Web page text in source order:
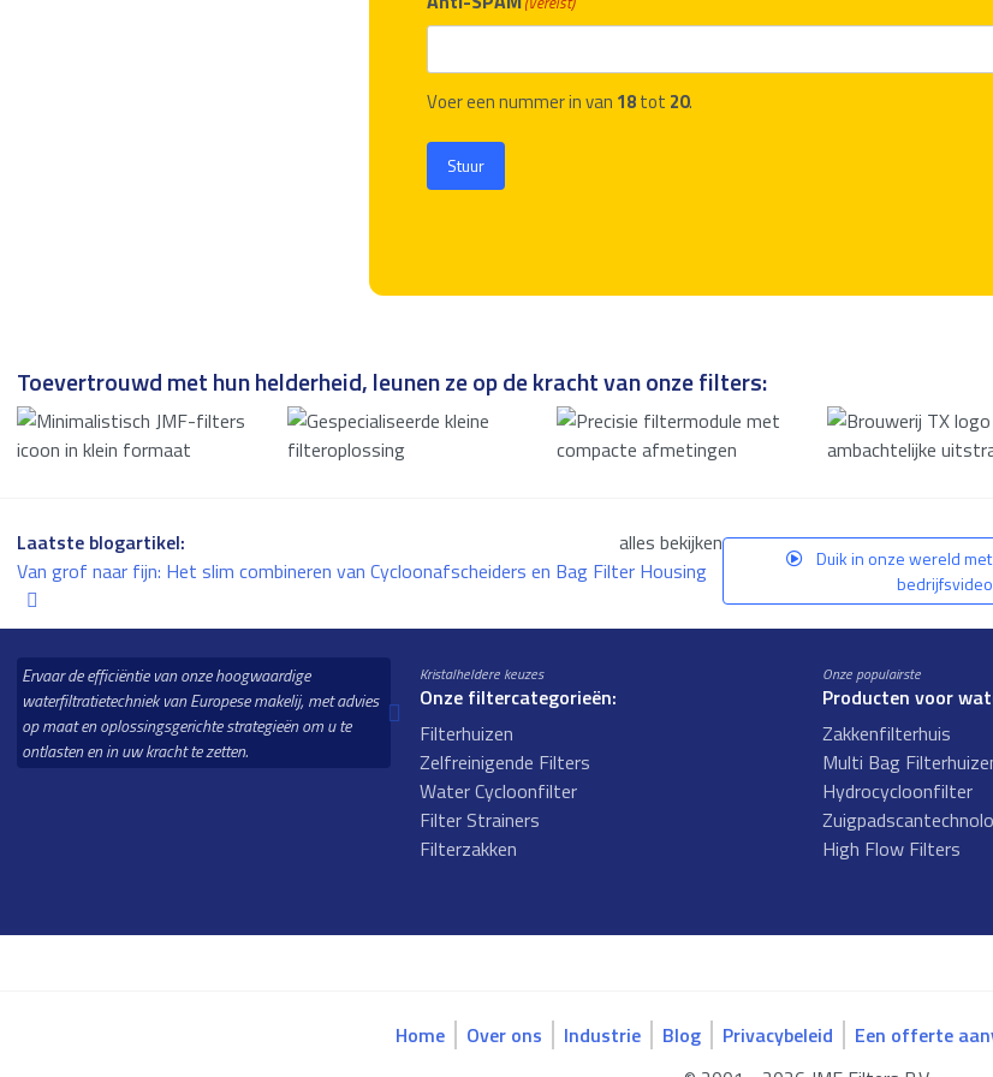
Voer een nummer in van 18tot 20.
Stuur
Toevertrouwd met hun helderheid, leunen ze op de kracht van onze filters:
Laatste blogartikel:
alles bekijken
Van grof naar fijn: Het slim combineren van Cycloonafscheiders en Bag Filter Housing
Duik in onze wereld
Ervaar de efficiëntie van onze hoogwaardige
waterfiltratietechniek van Europese makelij, met advies
op maat en oplossingsgerichte strategieën om u te
ontlasten en in uw kracht te zetten.
Kristalheldere keuzes
Onze filtercategorieën:
Filterhuizen
Zelfreinigende Filters
Water Cycloonfilter
Filter Strainers
Filterzakken
Onze populairste
Producten voor
Zakkenfilterhuis
Multi Bag
Hydrocycloonfilter
High Flow Filters
Home Over ons Industrie Blog Privacybeleid Een offerte